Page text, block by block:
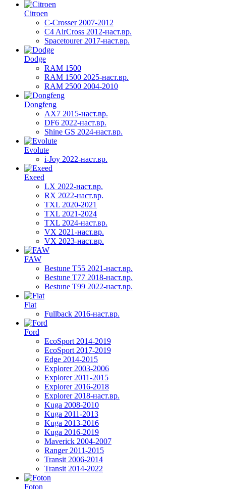
Citroen
C-Crosser 2007-2012
C4 AirCross 2012-наст.вр.
Spacetourer 2017-наст.вр.
Dodge
RAM 1500
RAM 1500 2025-наст.вр.
RAM 2500 2004-2010
Dongfeng
AX7 2015-наст.вр.
DF6 2022-наст.вр.
Shine GS 2024-наст.вр.
Evolute
i-Joy 2022-наст.вр.
Exeed
LX 2022-наст.вр.
RX 2022-наст.вр.
TXL 2020-2021
TXL 2021-2024
TXL 2024-наст.вр.
VX 2021-наст.вр.
VX 2023-наст.вр.
FAW
Bestune T55 2021-наст.вр.
Bestune T77 2018-наст.вр.
Bestune T99 2022-наст.вр.
Fiat
Fullback 2016-наст.вр.
Ford
EcoSport 2014-2019
EcoSport 2017-2019
Edge 2014-2015
Explorer 2003-2006
Explorer 2011-2015
Explorer 2016-2018
Explorer 2018-наст.вр.
Kuga 2008-2010
Kuga 2011-2013
Kuga 2013-2016
Kuga 2016-2019
Maverick 2004-2007
Ranger 2011-2015
Transit 2006-2014
Transit 2014-2022
Foton